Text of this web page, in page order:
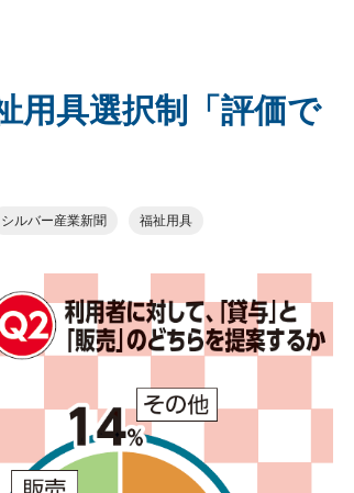
具選択制「評価で
シルバー産業新聞 福祉用具